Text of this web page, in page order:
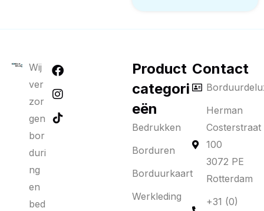
Wij
ver
zor
gen
bor
duri
ng
en
bed
Product
categori
eën
Bedrukken
Borduren
Borduurkaart
Werkleding
Contact
Herman
Costerstraat
100
3072 PE
Rotterdam
+31 (0)